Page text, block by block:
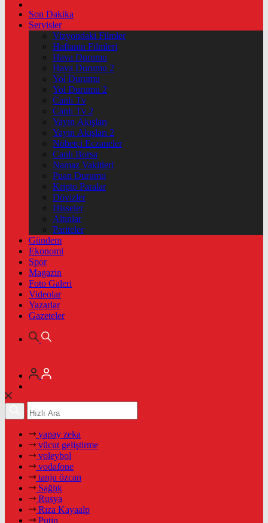
Son Dakika
Servisler
Vizyondaki Filmler
Haftanin Filmleri
Hava Durumu
Hava Durumu 2
Yol Durumu
Yol Durumu 2
Canlı Tv
Canlı Tv 2
Yayın Akışları
Yayın Akışları 2
Nöbetçi Eczaneler
Canlı Borsa
Namaz Vakitleri
Puan Durumu
Kripto Paralar
Dövizler
Hisseler
Altınlar
Pariteler
Gündem
Ekonomi
Spor
Magazin
Foto Galeri
Videolar
Yazarlar
Gazeteler
yapay zeka
vücut geliştirme
voleybol
vodafone
tanju özcan
Sağlık
Rusya
Rıza Kayaalp
Putin